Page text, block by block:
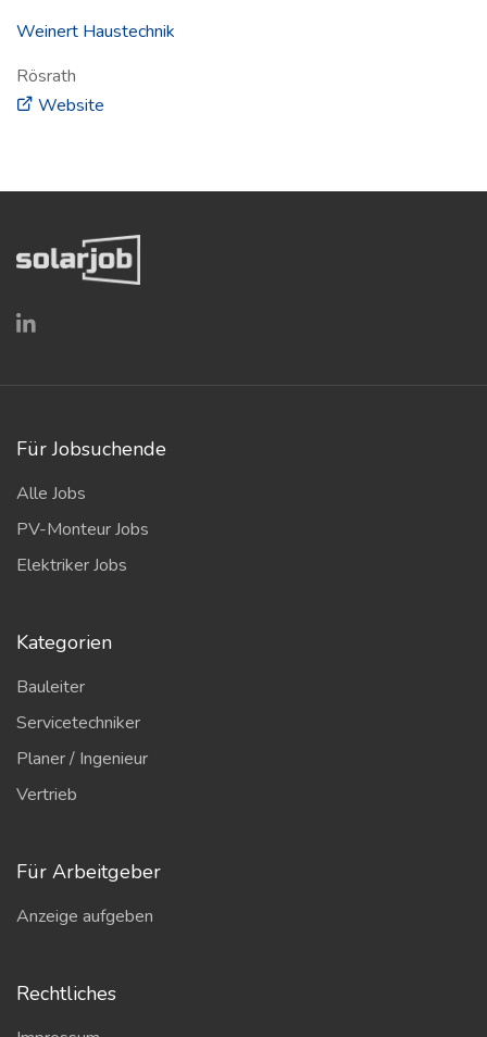
Weinert Haustechnik
Rösrath
Website
Für Jobsuchende
Alle Jobs
PV-Monteur Jobs
Elektriker Jobs
Kategorien
Bauleiter
Servicetechniker
Planer / Ingenieur
Vertrieb
Für Arbeitgeber
Anzeige aufgeben
Rechtliches